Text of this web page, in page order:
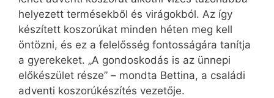
helyezett termésekből és virágokból. Az így
készített koszorúkat minden héten meg kell
öntözni, és ez a felelősség fontosságára tanítja
a gyerekeket. „A gondoskodás is az ünnepi
előkészület része” – mondta Bettina, a családi
adventi koszorúkészítés vezetője.